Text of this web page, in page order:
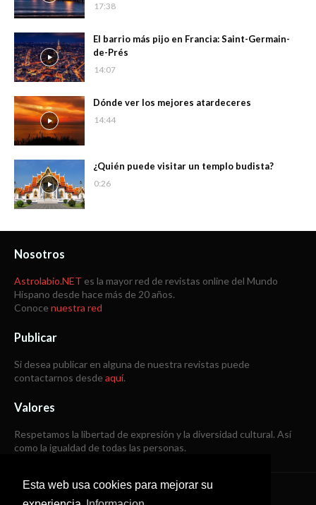
Esta web usa cookies para mejorar su
17:38
El barrio más pijo en Francia: Saint-Germain-
de-Prés
14:07
Dónde ver los mejores atardeceres
14:44
¿Quién puede visitar un templo budista?
0:26
Nosotros
Astrolabio.NET es la mayor red de revistas online del Mundo
Hispano desde hace más de 20 años.
Conoce nuestra red
Publicar
Si desea publicar en alguna de nuestra revistas puede
contactarnos desde aquí.
Valores
Respetamos la libertad de expresión y la diversidad cultural. Así
como la igualdad de todas las personas.
Copyright © 1998 -